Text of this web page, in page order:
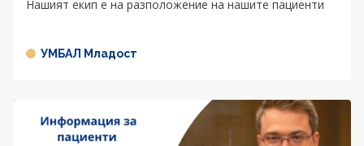
Нашият екип е на разположение на нашите пациенти
УМБАЛ Младост